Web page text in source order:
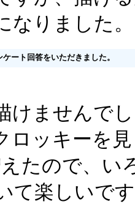
なりました。
ート回答をいただきました。
けませんで
ロッキーを
たので、い
て楽しいで